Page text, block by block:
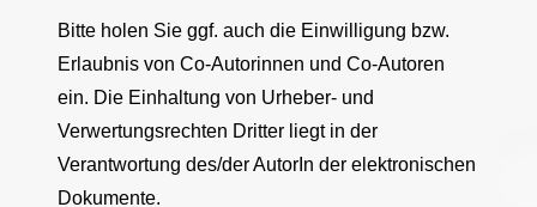
Bitte holen Sie ggf. auch die Einwilligung bzw.
Erlaubnis von Co-Autorinnen und Co-Autoren
ein. Die Einhaltung von Urheber- und
Verwertungsrechten Dritter liegt in der
Verantwortung des/der AutorIn der elektronischen
Dokumente.